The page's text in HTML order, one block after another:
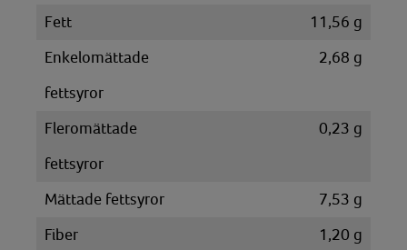
Fett
11,56 g
Enkelomättade
fettsyror
2,68 g
Fleromättade
fettsyror
0,23 g
Mättade fettsyror
7,53 g
Fiber
1,20 g